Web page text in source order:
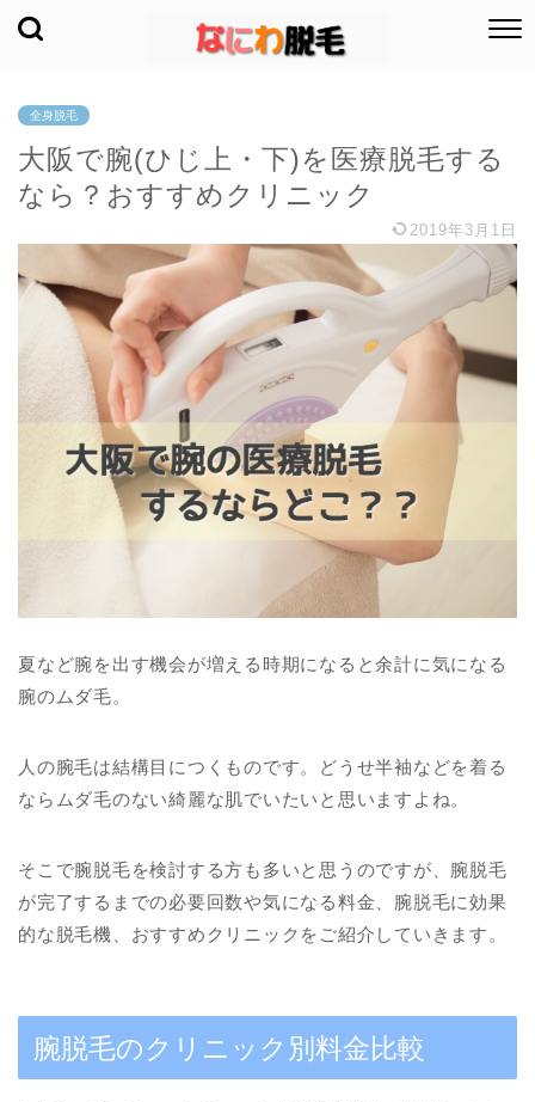
全身脱毛
大阪で腕(ひじ上・下)を医療脱毛する
なら？おすすめクリニック
2019年3月1日
夏など腕を出す機会が増える時期になると余計に気になる
腕のムダ毛。
人の腕毛は結構目につくものです。どうせ半袖などを着る
ならムダ毛のない綺麗な肌でいたいと思いますよね。
そこで腕脱毛を検討する方も多いと思うのですが、腕脱毛
が完了するまでの必要回数や気になる料金、腕脱毛に効果
的な脱毛機、おすすめクリニックをご紹介していきます。
腕脱毛のクリニック別料金比較